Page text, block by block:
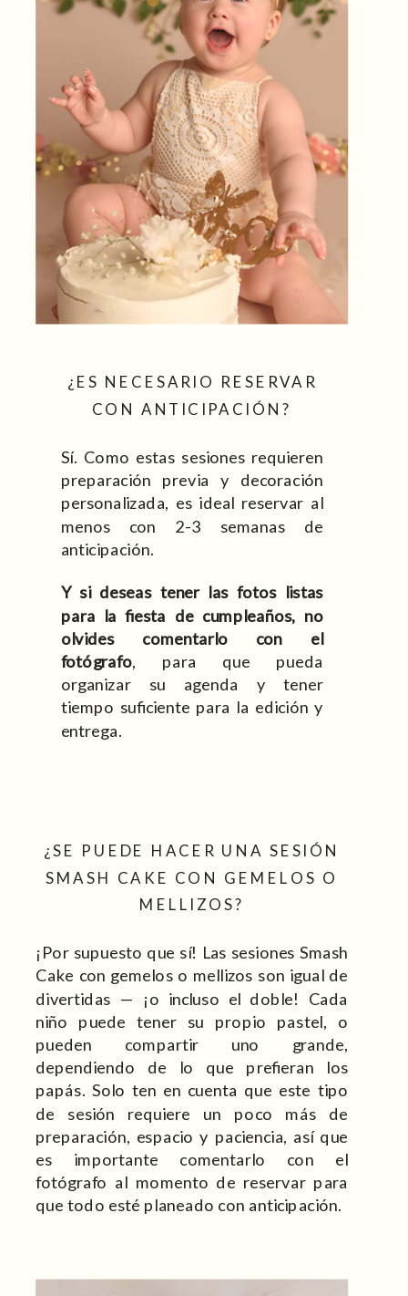
¿ES NECESARIO RESERVAR
CON ANTICIPACIÓN?
Sí. Como estas sesiones requieren
preparación previa y decoración
personalizada, es ideal reservar al
menos con 2-3 semanas de
anticipación.
Y si deseas tener las fotos listas
para la fiesta de cumpleaños, no
olvides comentarlo con el
fotógrafo, para que pueda
organizar su agenda y tener
tiempo suficiente para la edición y
entrega.
¿SE PUEDE HACER UNA SESIÓN
SMASH CAKE CON GEMELOS O
MELLIZOS?
¡Por supuesto que sí! Las sesiones Smash
Cake con gemelos o mellizos son igual de
divertidas — ¡o incluso el doble! Cada
niño puede tener su propio pastel, o
pueden compartir uno grande,
dependiendo de lo que prefieran los
papás. Solo ten en cuenta que este tipo
de sesión requiere un poco más de
preparación, espacio y paciencia, así que
es importante comentarlo con el
fotógrafo al momento de reservar para
que todo esté planeado con anticipación.